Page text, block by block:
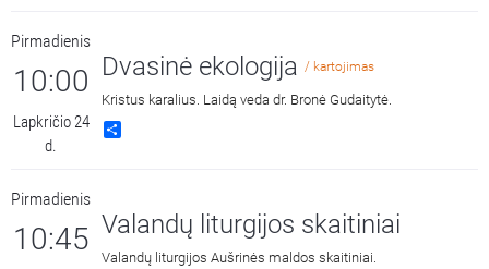
Pirmadienis
10:00
Lapkričio 24
d.
Dvasinė ekologija / kartojimas
Kristus karalius. Laidą veda dr. Bronė Gudaitytė.
Pirmadienis
10:45 Valandų liturgijos skaitiniai
Valandų liturgijos Aušrinės maldos skaitiniai.